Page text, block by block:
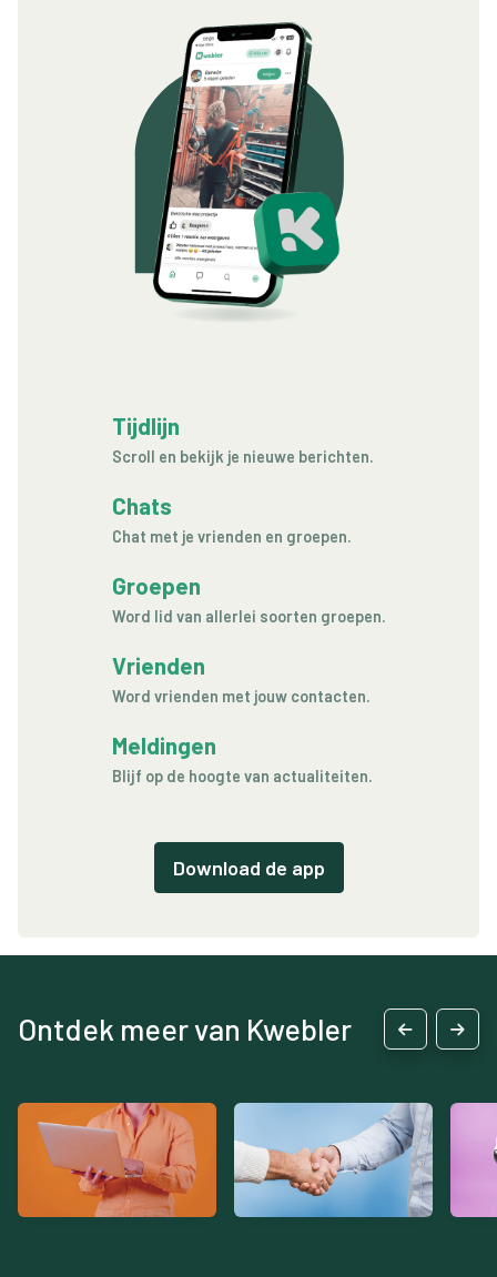
Tijdlijn
Scroll en bekijk je nieuwe berichten.
Chats
Chat met je vrienden en groepen.
Groepen
Word lid van allerlei soorten groepen.
Vrienden
Word vrienden met jouw contacten.
Meldingen
Blijf op de hoogte van actualiteiten.
Download de app
Ontdek meer van Kwebler